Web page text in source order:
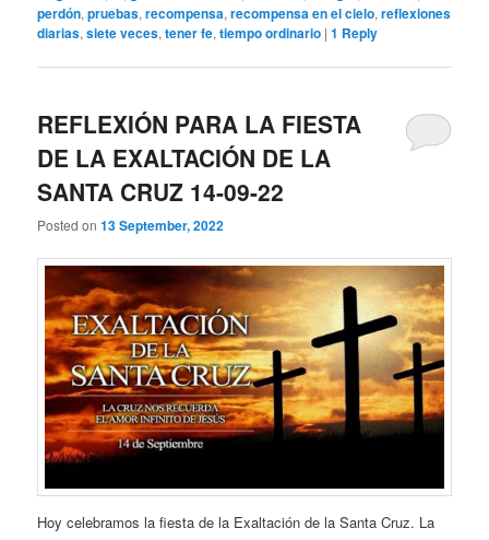
perdón,pruebas,recompensa,recompensa en el cielo,reflexiones
diarias,siete veces,tener fe,tiempo ordinario |1 Reply
REFLEXIÓN PARA LA FIESTA
DE LA EXALTACIÓN DE LA
SANTA CRUZ 14-09-22
Posted on13 September, 2022
Hoy celebramos la fiesta de la Exaltación de la Santa Cruz. La